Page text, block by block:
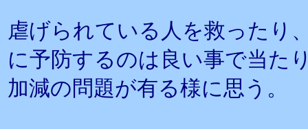
虐げられている人を救ったり
に予防するのは良い事で当た
加減の問題が有る様に思う。